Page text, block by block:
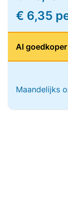
€ 6,35
Al
Maandelijks